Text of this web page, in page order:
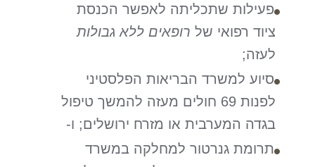
פעילות שתכליתה לאפשר הכנסת
ציוד רפואי של רופאים ללא גבולות
לעזה;
סיוע למשרד הבריאות הפלסטיני
לפנות 69 חולים מעזה להמשך טיפול
בגדה המערבית או מזרח ירושלים; ו-
תרומת גנרטור למחלקה במשרד